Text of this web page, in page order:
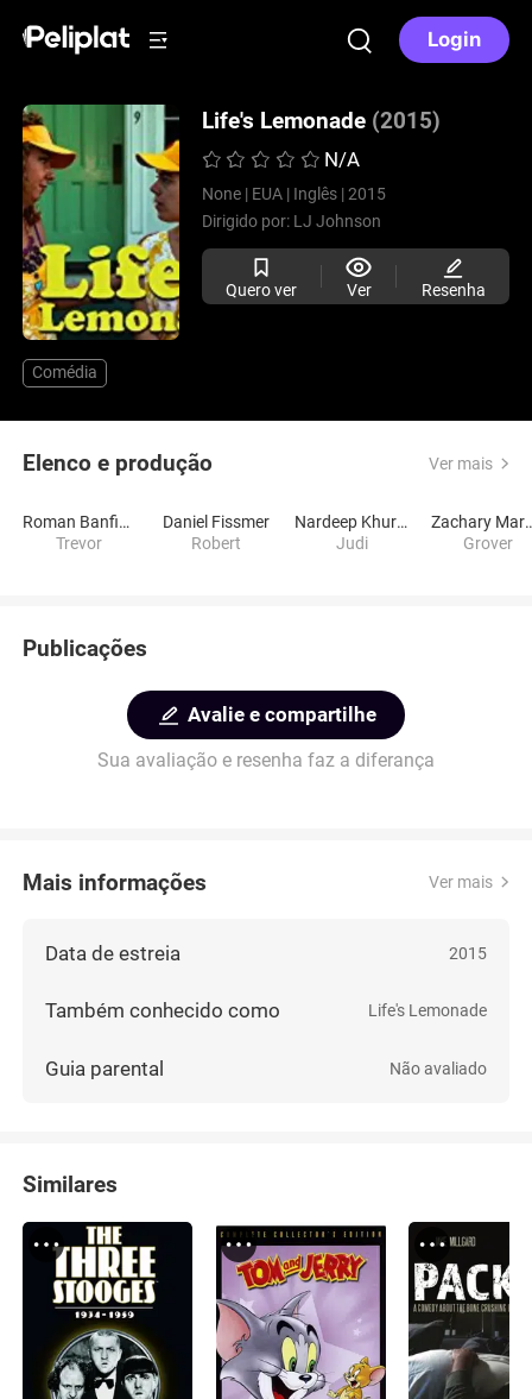
Login
Life's Lemonade (2015)
N/A
None | EUA | Inglês | 2015
Dirigido por: LJ Johnson
Quero ver Ver Resenha
Comédia
Elenco e produção Ver mais
Roman Banfield
Trevor
Daniel Fissmer
Robert
Nardeep Khurmi
Judi
Grover
Publicações
Avalie e compartilhe
Sua avaliação e resenha faz a diferança
Mais informações Ver mais
Data de estreia 2015
Também conhecido como Life's Lemonade
Guia parental Não avaliado
Similares